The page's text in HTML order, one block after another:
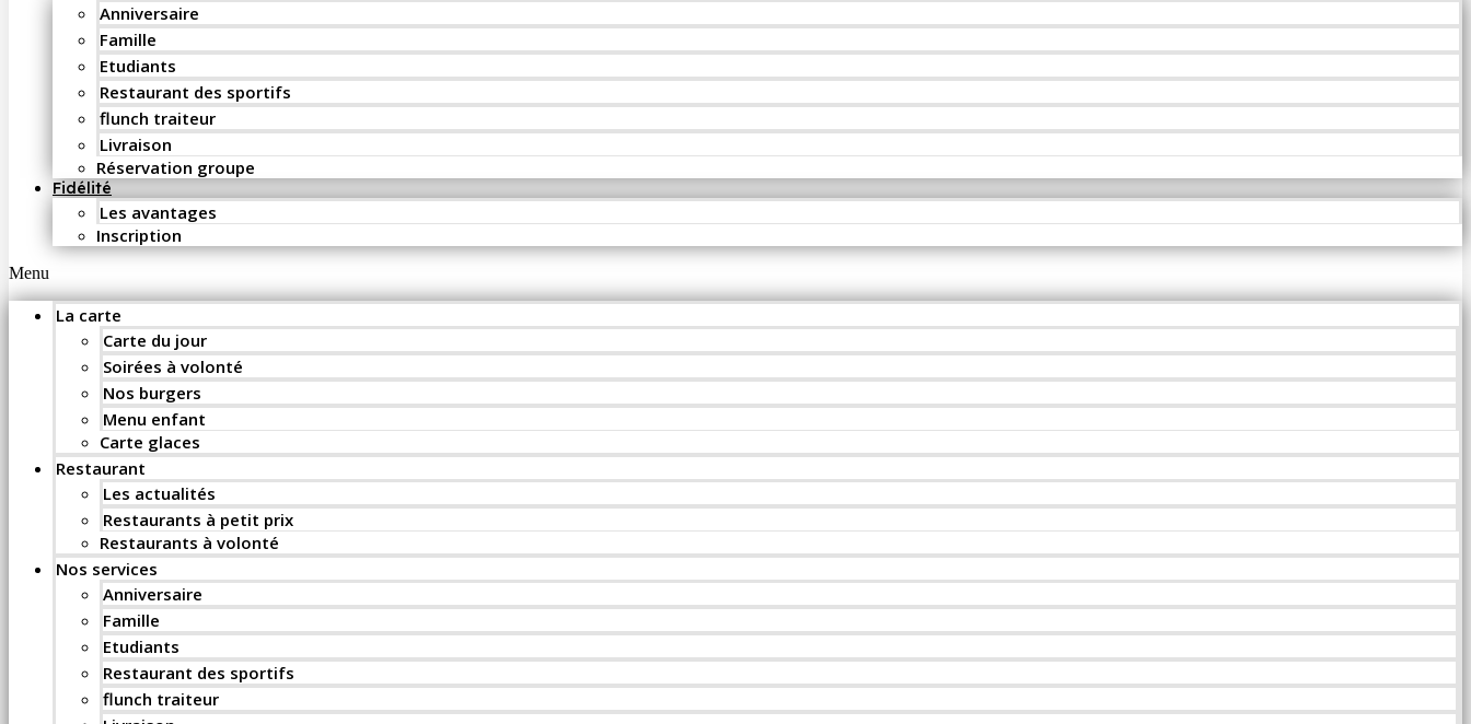
Anniversaire
Famille
Etudiants
Restaurant des sportifs
flunch traiteur
Livraison
Réservation groupe
Fidélité
Les avantages
Inscription
Menu
La carte
Carte du jour
Soirées à volonté
Nos burgers
Menu enfant
Carte glaces
Restaurant
Les actualités
Restaurants à petit prix
Restaurants à volonté
Nos services
Anniversaire
Famille
Etudiants
Restaurant des sportifs
flunch traiteur